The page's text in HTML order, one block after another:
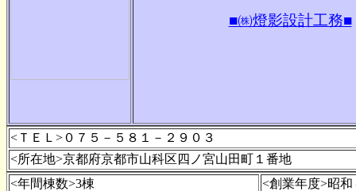
■㈱燈影設計工務■
<ＴＥＬ>０７５－５８１－２９０３
<所在地>京都府京都市山科区四ノ宮山田町１番地
<年間棟数>3棟
<創業年度>昭和